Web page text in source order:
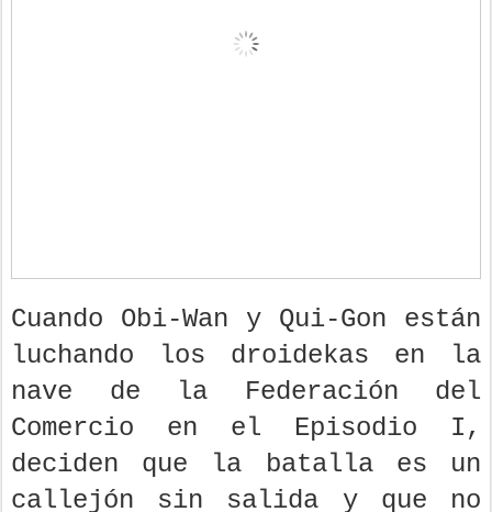
Cuando Obi-Wan y Qui-Gon están
luchando los droidekas en la
nave de la Federación del
Comercio en el Episodio I,
deciden que la batalla es un
callejón sin salida y que no